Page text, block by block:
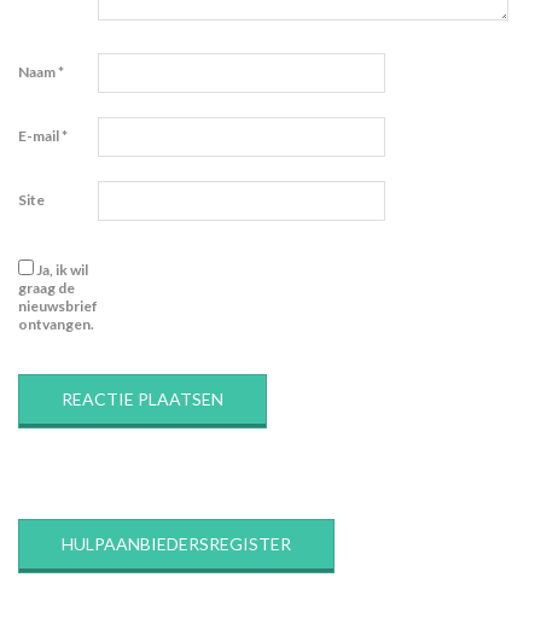
Naam*
E-mail*
Site
Ja, ik wil
graag de
nieuwsbrief
ontvangen.
HULPAANBIEDERSREGISTER